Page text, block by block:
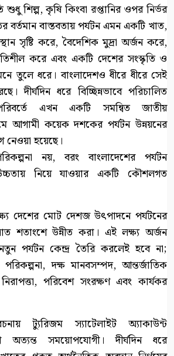
শুধু শিল্প, কৃষি কিংবা রপ্তানির ওপর নির্ভর
বর্তমান বাস্তবতায় পর্যটন এমন একটি খাত,
সৃষ্টি করে, বৈদেশিক মুদ্রা অর্জন করে,
করে এবং একটি দেশের সংস্কৃতি ও
তুলে ধরে। বাংলাদেশও ধীরে ধীরে সেই
দীর্ঘদিন ধরে বিচ্ছিন্নভাবে পরিচালিত
এখন একটি সমন্বিত জাতীয়
আগামী কয়েক দশকের পর্যটন উন্নয়নের
নেওয়া হয়েছে।
নয়, বরং বাংলাদেশের পর্যটন
নিয়ে যাওয়ার একটি কৌশলগত
দেশের মোট দেশজ উৎপাদনে পর্যটনের
শতাংশে উন্নীত করা। এই লক্ষ্য অর্জন
পর্যটন কেন্দ্র তৈরি করলেই হবে না;
দক্ষ মানবসম্পদ, আন্তর্জাতিক
পরিবেশ সংরক্ষণ এবং কার্যকর
ট্যুরিজম স্যাটেলাইট অ্যাকাউন্ট
অত্যন্ত সময়োপযোগী। দীর্ঘদিন ধরে